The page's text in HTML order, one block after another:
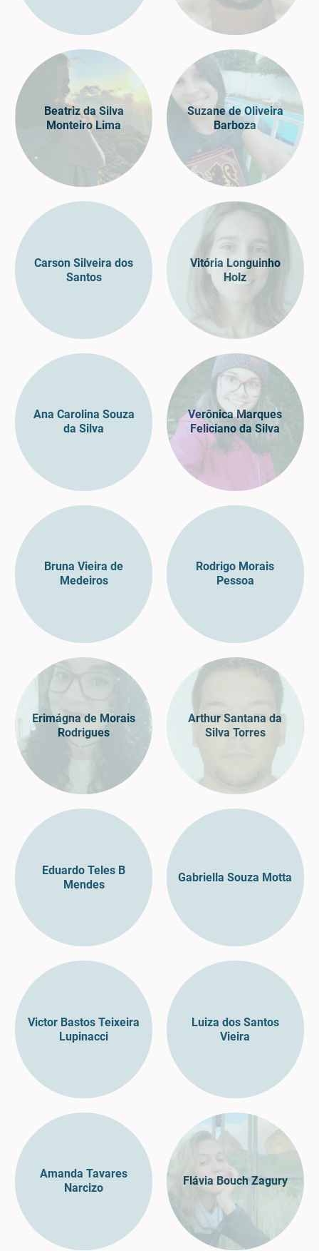
Beatriz da Silva
Monteiro Lima
Suzane de Oliveira
Barboza
Carson Silveira dos
Santos
Vitória Longuinho
Holz
Ana Carolina Souza
da Silva
Verônica Marques
Feliciano da Silva
Bruna Vieira de
Medeiros
Rodrigo Morais
Pessoa
Erimágna de Morais
Rodrigues
Arthur Santana da
Silva Torres
Eduardo Teles B
Mendes
Gabriella Souza Motta
Victor Bastos Teixeira
Lupinacci
Luiza dos Santos
Vieira
Amanda Tavares
Narcizo
Flávia Bouch Zagury